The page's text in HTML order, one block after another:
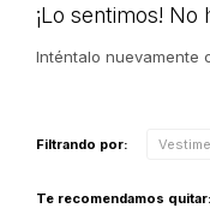
¡Lo sentimos!
Inténtalo nuevamente
Filtrando por:
Te recomendamos quitar: